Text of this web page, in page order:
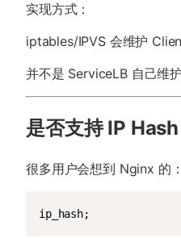
实现方式：
iptables/IPVS 会维护
并不是 ServiceLB 自己维护
是否支持 IP Hash
很多用户会想到 Nginx 的：
ip_hash;